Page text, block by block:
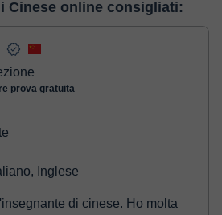
virtualecarta di credito o debito.
il pagamento, riceverai un email di
Cinese online consigliati:
prova gratuita
Inglese
di cinese. Ho molta